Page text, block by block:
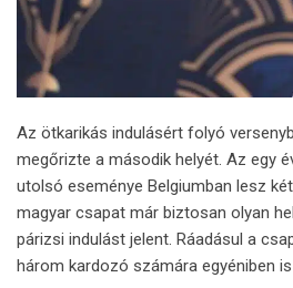
Az ötkarikás indulásért folyó
megőrizte a második helyét. Az egy
utolsó eseménye Belgiumban lesz
magyar csapat már biztosan olyan
párizsi indulást jelent. Ráadásul a
három kardozó számára egyéniben is